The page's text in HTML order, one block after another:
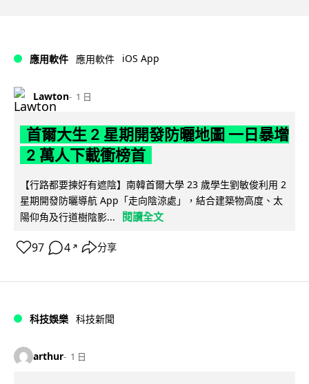
應用軟件 應用軟件 iOS App
Lawton 1 日
首爾大生 2 星期開發防曬地圖 一日暴增
2 萬人下載衝榜首
【行路都要揀好有遮陰】南韓首爾大學 23 歲學生劉敏俊利用 2
星期開發防曬導航 App「走向陰涼處」，結合建築物高度、太
陽仰角及行道樹陰影...
閱讀全文
97 4 ↗ 分享
科技娛樂 科技新聞
arthur 1 日